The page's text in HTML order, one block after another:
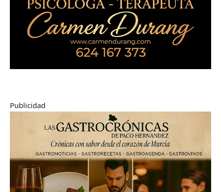
Publicidad